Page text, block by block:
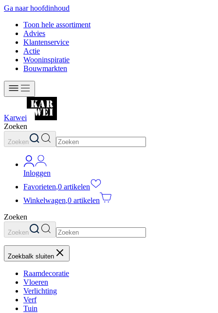
Ga naar hoofdinhoud
Toon hele assortiment
Advies
Klantenservice
Actie
Wooninspiratie
Bouwmarkten
Karwei
Zoeken
Zoeken
Inloggen
Favorieten,0 artikelen
Winkelwagen,0 artikelen
Zoeken
Zoeken
Zoekbalk sluiten
Raamdecoratie
Vloeren
Verlichting
Verf
Tuin